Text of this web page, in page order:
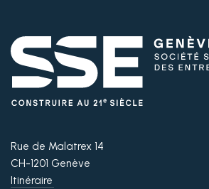
Rue de Malatrex 14
CH-1201 Genève
Itinéraire